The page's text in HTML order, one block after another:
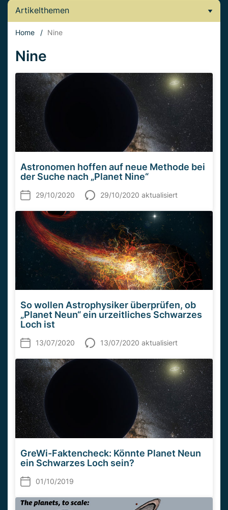
Artikelthemen
Home / Nine
Nine
Astronomen hoffen auf neue Methode bei
der Suche nach „Planet Nine“
29/10/2020 29/10/2020 aktualisiert
So wollen Astrophysiker überprüfen, ob
„Planet Neun“ ein urzeitliches Schwarzes
Loch ist
13/07/2020 13/07/2020 aktualisiert
GreWi-Faktencheck: Könnte Planet Neun
ein Schwarzes Loch sein?
01/10/2019